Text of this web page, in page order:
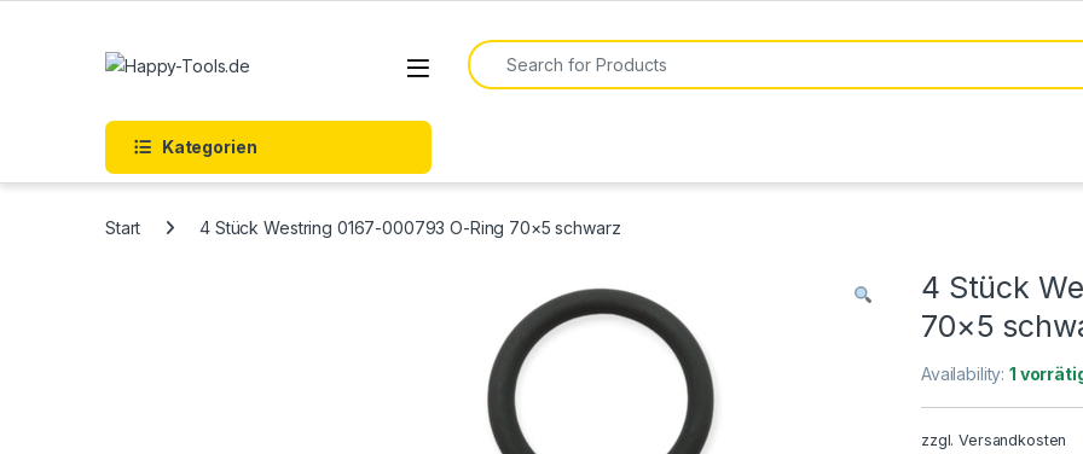
Open
Search for:
Kategorien
Start 4 Stück Westring 0167-000793 O-Ring 70×5 schwarz
4 Stück
70×5
Availability:1
zzgl.Versandkosten